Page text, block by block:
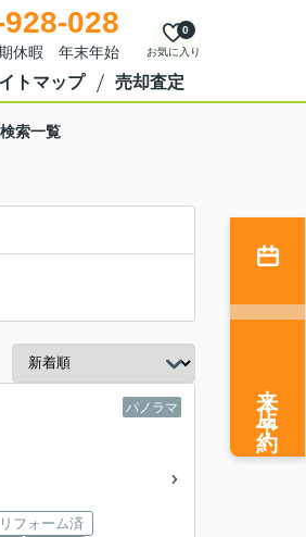
028
休暇 年末年始 お気に入り
0
トマップ 売却査定
索一覧
パノラマ
リフォーム済
来店予約